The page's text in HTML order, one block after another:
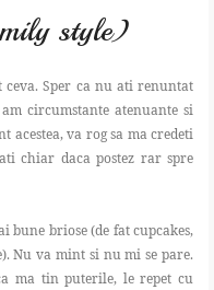
style)
ceva. Sper ca nu ati renuntat
circumstante atenuante si
acestea, va rog sa ma credeti
chiar daca postez rar spre
bune briose (de fat cupcakes,
Nu va mint si nu mi se pare.
ma tin puterile, le repet cu